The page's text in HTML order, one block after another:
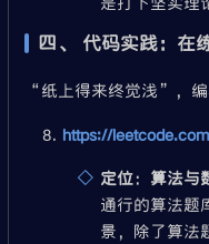
四、 代码实践：在
“纸上得来终觉浅”，编
https://leetcode.com
定位： 算法与
通行的算法题
景，除了算法